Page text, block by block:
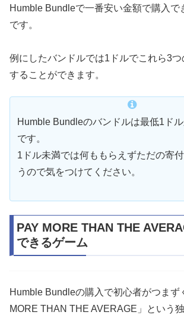
Humble Bundleで一番安い金額で購入で
です。
例にしたバンドルでは1ドルでこれら3つ
することができます。
Humble Bundleのバンドルは最低1ド
です。
1ドル未満では何ももらえずただの寄
うので気をつけてください。
PAY MORE THAN THE
できるゲーム
Humble Bundleの購入で初心者がつまず
MORE THAN THE AVERAGE」という